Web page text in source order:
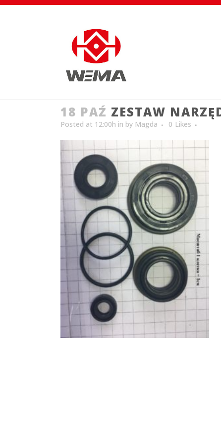
18 PAŹ ZESTAW
Posted at 12:00h in by Magda 0 Likes